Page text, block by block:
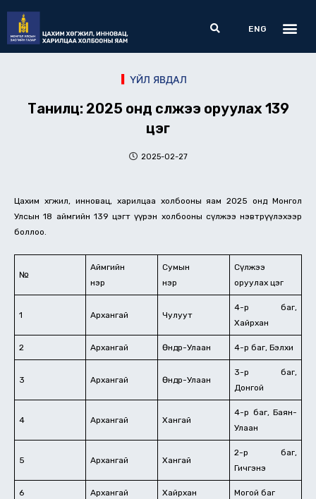
content
Search
ENG
ҮЙЛ ЯВДАЛ
Танилц: 2025 онд сүлжээ оруулах 139
цэг
2025-02-27
Цахим хөгжил, инновац, харилцаа холбооны яам 2025 онд Монгол
Улсын 18 аймгийн 139 цэгт үүрэн холбооны сүлжээ нэвтрүүлэхээр
боллоо.
№
Аймгийн
нэр
Сумын
нэр
Сүлжээ
оруулах цэг
1 Архангай Чулуут
4-р баг,
Хайрхан
2 Архангай Өндөр-Улаан 4-р баг, Бэлхи
3 Архангай Өндөр-Улаан
3-р баг,
Донгой
4 Архангай Хангай
4-р баг, Баян-
Улаан
5 Архангай Хангай
2-р баг,
Гичгэнэ
6 Архангай Хайрхан Могой баг